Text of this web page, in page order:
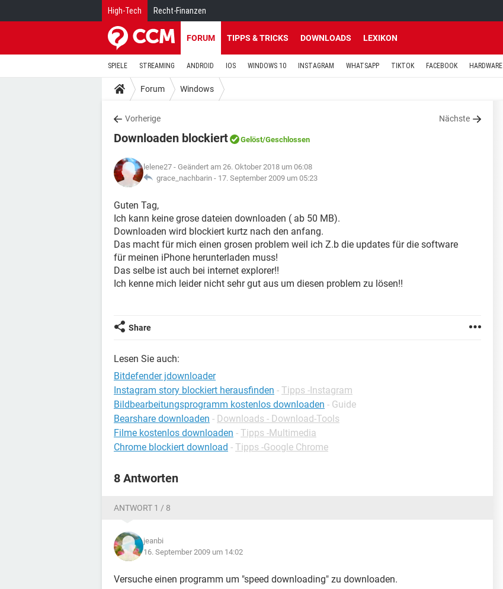
High-Tech Recht-Finanzen
FORUM TIPPS & TRICKS DOWNLOADS LEXIKON
SPIELE STREAMING ANDROID IOS WINDOWS 10 INSTAGRAM WHATSAPP TIKTOK FACEBOOK HARDWARE
Forum Windows
Vorherige Nächste
Downloaden blockiert Gelöst/Geschlossen
lelene27 - Geändert am 26. Oktober 2018 um 06:08
grace_nachbarin - 17. September 2009 um 05:23
Guten Tag,
Ich kann keine grose dateien downloaden ( ab 50 MB).
Downloaden wird blockiert kurtz nach den anfang.
Das macht für mich einen grosen problem weil ich Z.b die updates für die software
für meinen iPhone herunterladen muss!
Das selbe ist auch bei internet explorer!!
Ich kenne mich leider nicht sehr gut aus um diesen problem zu lösen!!
Share
Lesen Sie auch:
Bitdefender jdownloader
Instagram story blockiert herausfinden - Tipps -Instagram
Bildbearbeitungsprogramm kostenlos downloaden - Guide
Bearshare downloaden - Downloads - Download-Tools
Filme kostenlos downloaden - Tipps -Multimedia
Chrome blockiert download - Tipps -Google Chrome
8 Antworten
ANTWORT 1 / 8
jeanbi
16. September 2009 um 14:02
Versuche einen programm um "speed downloading" zu downloaden.